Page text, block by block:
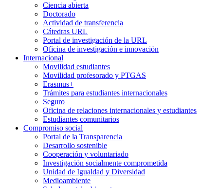
Ciencia abierta
Doctorado
Actividad de transferencia
Cátedras URL
Portal de investigación de la URL
Oficina de investigación e innovación
Internacional
Movilidad estudiantes
Movilidad profesorado y PTGAS
Erasmus+
Trámites para estudiantes internacionales
Seguro
Oficina de relaciones internacionales y estudiantes
Estudiantes comunitarios
Compromiso social
Portal de la Transparencia
Desarrollo sostenible
Cooperación y voluntariado
Investigación socialmente comprometida
Unidad de Igualdad y Diversidad
Medioambiente